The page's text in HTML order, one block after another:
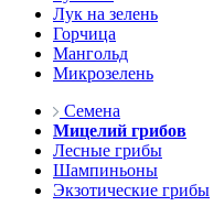
Лук на зелень
Горчица
Мангольд
Микрозелень
Семена
Мицелий грибов
Лесные грибы
Шампиньоны
Экзотические грибы